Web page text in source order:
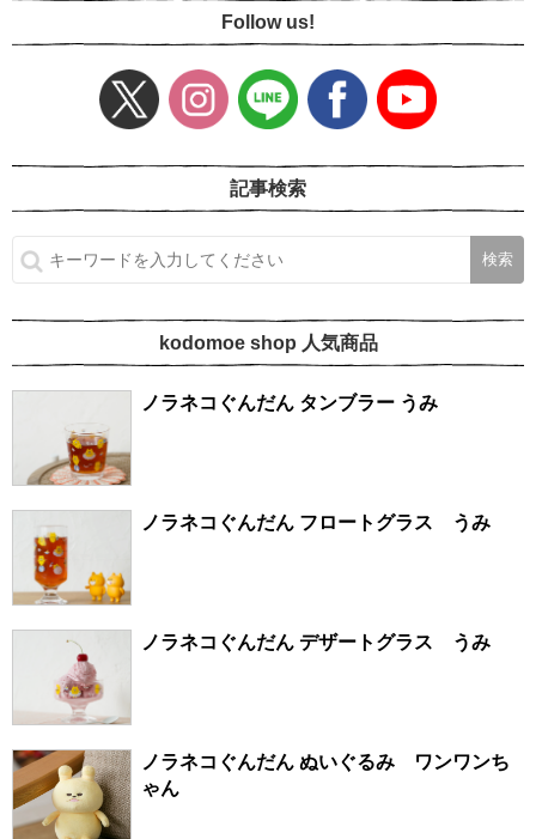
Follow us!
記事検索
kodomoe shop 人気商品
ノラネコぐんだん タンブラー うみ
ノラネコぐんだん フロートグラス うみ
ノラネコぐんだん デザートグラス うみ
ノラネコぐんだん ぬいぐるみ ワンワンち
ゃん